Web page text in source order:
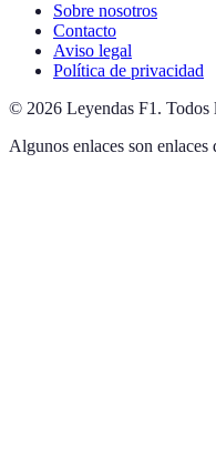
Sobre nosotros
Contacto
Aviso legal
Política de privacidad
© 2026 Leyendas F1 . Todos
Algunos enlaces son enlaces